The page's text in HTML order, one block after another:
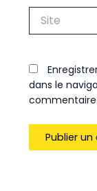
dans le
commentaire.